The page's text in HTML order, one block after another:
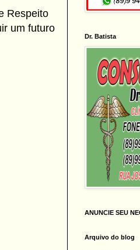
Respeito
um futuro
Dr. Batista
ANUNCIE SEU
Arquivo do blog